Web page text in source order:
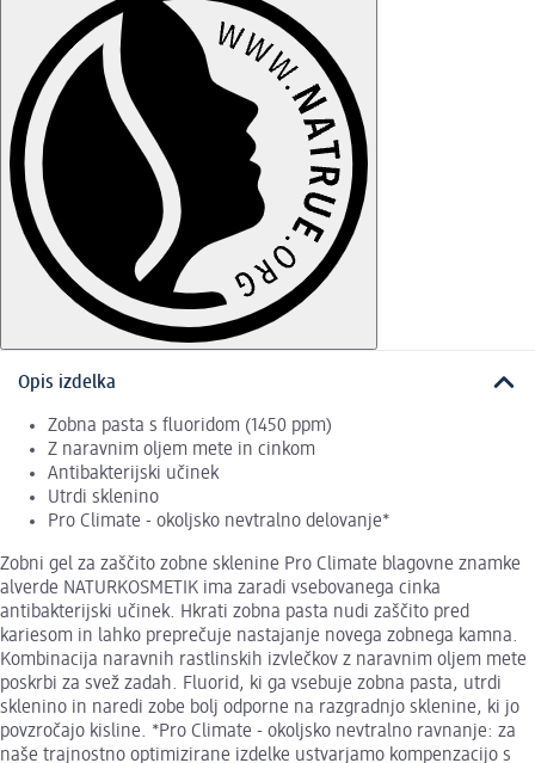
Opis izdelka
Zobna pasta s fluoridom (1450 ppm)
Z naravnim oljem mete in cinkom
Antibakterijski učinek
Utrdi sklenino
Pro Climate - okoljsko nevtralno delovanje*
Zobni gel za zaščito zobne sklenine Pro Climate blagovne znamke
alverde NATURKOSMETIK ima zaradi vsebovanega cinka
antibakterijski učinek. Hkrati zobna pasta nudi zaščito pred
kariesom in lahko preprečuje nastajanje novega zobnega kamna.
Kombinacija naravnih rastlinskih izvlečkov z naravnim oljem mete
poskrbi za svež zadah. Fluorid, ki ga vsebuje zobna pasta, utrdi
sklenino in naredi zobe bolj odporne na razgradnjo sklenine, ki jo
povzročajo kisline. *Pro Climate - okoljsko nevtralno ravnanje: za
naše trajnostno optimizirane izdelke ustvarjamo kompenzacijo s